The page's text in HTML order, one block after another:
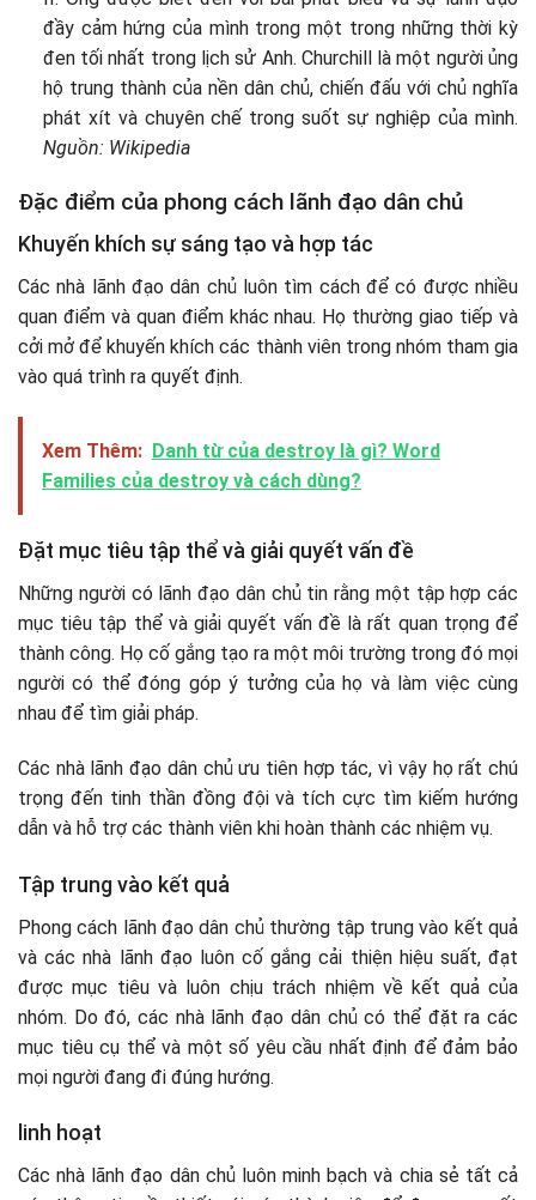
đầy cảm hứng của mình trong một trong những thời kỳ
đen tối nhất trong lịch sử Anh. Churchill là một người ủng
hộ trung thành của nền dân chủ, chiến đấu với chủ nghĩa
phát xít và chuyên chế trong suốt sự nghiệp của mình.
Nguồn: Wikipedia
Đặc điểm của phong cách lãnh đạo dân chủ
Khuyến khích sự sáng tạo và hợp tác
Các nhà lãnh đạo dân chủ luôn tìm cách để có được nhiều
quan điểm và quan điểm khác nhau. Họ thường giao tiếp và
cởi mở để khuyến khích các thành viên trong nhóm tham gia
vào quá trình ra quyết định.
Xem Thêm: Danh từ của destroy là gì? Word
Families của destroy và cách dùng?
Đặt mục tiêu tập thể và giải quyết vấn đề
Những người có lãnh đạo dân chủ tin rằng một tập hợp các
mục tiêu tập thể và giải quyết vấn đề là rất quan trọng để
thành công. Họ cố gắng tạo ra một môi trường trong đó mọi
người có thể đóng góp ý tưởng của họ và làm việc cùng
nhau để tìm giải pháp.
Các nhà lãnh đạo dân chủ ưu tiên hợp tác, vì vậy họ rất chú
trọng đến tinh thần đồng đội và tích cực tìm kiếm hướng
dẫn và hỗ trợ các thành viên khi hoàn thành các nhiệm vụ.
Tập trung vào kết quả
Phong cách lãnh đạo dân chủ thường tập trung vào kết quả
và các nhà lãnh đạo luôn cố gắng cải thiện hiệu suất, đạt
được mục tiêu và luôn chịu trách nhiệm về kết quả của
nhóm. Do đó, các nhà lãnh đạo dân chủ có thể đặt ra các
mục tiêu cụ thể và một số yêu cầu nhất định để đảm bảo
mọi người đang đi đúng hướng.
linh hoạt
Các nhà lãnh đạo dân chủ luôn minh bạch và chia sẻ tất cả